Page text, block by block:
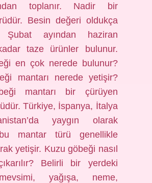
toplanır. Nadir bir
Besin değeri oldukça
Şubat ayından haziran
taze ürünler bulunur.
en çok nerede bulunur?
mantarı nerede yetişir?
mantarı bir çürüyen
Türkiye, İspanya, İtalya
yaygın olarak
mantar türü genellikle
yetişir. Kuzu göbeği nasıl
Belirli bir yerdeki
yağışa, neme,